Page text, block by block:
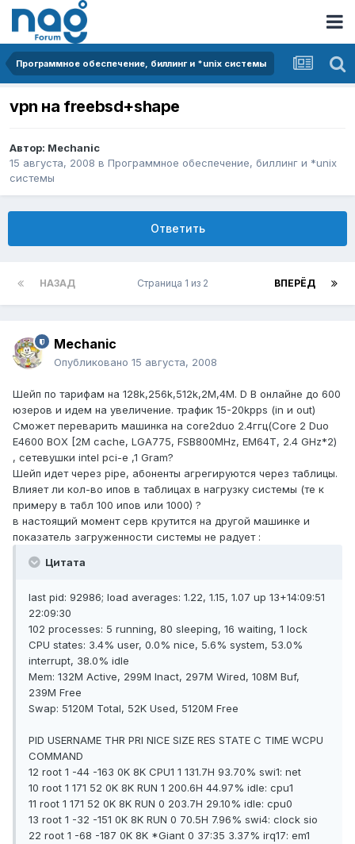
Программное обеспечение, биллинг и *unix системы
vpn на freebsd+shape
Автор: Mechanic
15 августа, 2008 в Программное обеспечение, биллинг и *unix
системы
Ответить
НАЗАД ВПЕРЁД
Страница 1 из 2
Mechanic
Опубликовано 15 августа, 2008
Шейп по тарифам на 128k,256k,512k,2М,4М. D В онлайне до 600
юзеров и идем на увеличение. трафик 15-20kpps (in и out)
Сможет переварить машинка на core2duo 2.4ггц(Core 2 Duo
E4600 BOX [2M cache, LGA775, FSB800MHz, EM64T, 2.4 GHz*2)
, сетевушки intel pci-e ,1 Gram?
Шейп идет через pipe, абоненты агрегируются через таблицы.
Влияет ли кол-во ипов в таблицах в нагрузку системы (те к
примеру в табл 100 ипов или 1000) ?
в настоящий момент серв крутится на другой машинке и
показатель загруженности системы не радует :
Цитата
last pid: 92986; load averages: 1.22, 1.15, 1.07 up 13+14:09:51
22:09:30
102 processes: 5 running, 80 sleeping, 16 waiting, 1 lock
CPU states: 3.4% user, 0.0% nice, 5.6% system, 53.0%
interrupt, 38.0% idle
Mem: 132M Active, 299M Inact, 297M Wired, 108M Buf,
239M Free
Swap: 5120M Total, 52K Used, 5120M Free
PID USERNAME THR PRI NICE SIZE RES STATE C TIME WCPU
COMMAND
12 root 1 -44 -163 0K 8K CPU1 1 131.7H 93.70% swi1: net
10 root 1 171 52 0K 8K RUN 1 200.6H 44.97% idle: cpu1
11 root 1 171 52 0K 8K RUN 0 203.7H 29.10% idle: cpu0
13 root 1 -32 -151 0K 8K RUN 0 70.5H 7.96% swi4: clock sio
22 root 1 -68 -187 0K 8K *Giant 0 37:35 3.37% irq17: em1